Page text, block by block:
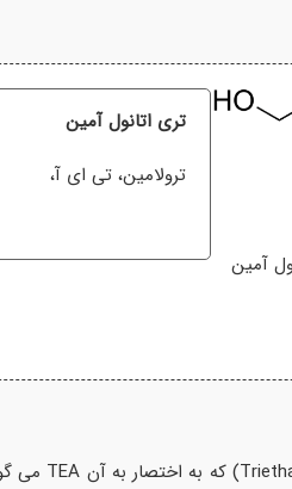
آمین
تری اتانول آمین
ترولامین، تی ای آ،